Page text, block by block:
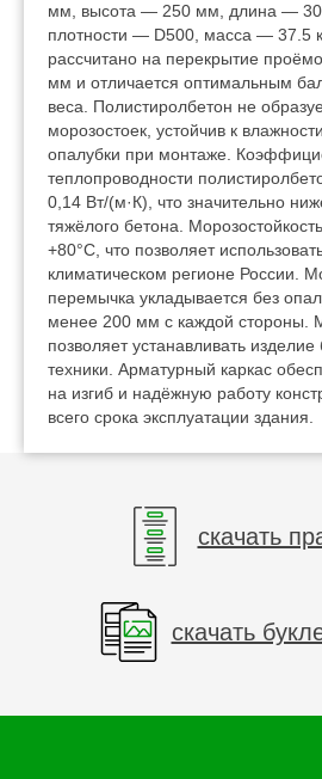
мм, высота — 250 мм, длина —
плотности — D500, масса — 37.5
рассчитано на перекрытие
мм и отличается оптимальным
веса. Полистиролбетон не
морозостоек, устойчив к
опалубки при монтаже.
теплопроводности
0,14 Вт/(м·К), что значительно
тяжёлого бетона.
+80°C, что позволяет
климатическом регионе России.
перемычка укладывается без
менее 200 мм с каждой стороны.
позволяет устанавливать
техники. Арматурный каркас
на изгиб и надёжную работу
всего срока эксплуатации здания.
скачать
скачать